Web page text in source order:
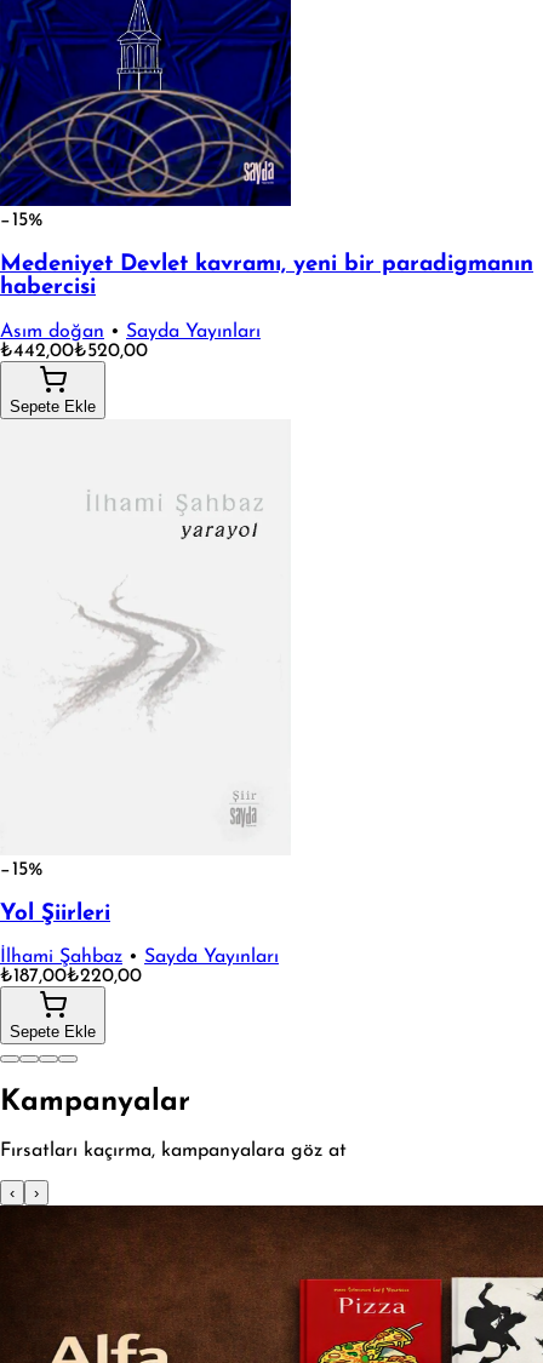
−15%
Medeniyet Devlet kavramı, yeni bir paradigmanın
habercisi
Asım doğan • Sayda Yayınları
₺442,00₺520,00
Sepete Ekle
−15%
Yol Şiirleri
İlhami Şahbaz • Sayda Yayınları
₺187,00₺220,00
Sepete Ekle
Kampanyalar
Fırsatları kaçırma, kampanyalara göz at
‹ ›